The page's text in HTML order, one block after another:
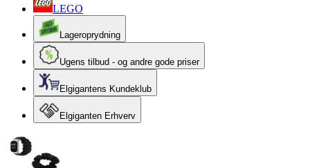
LEGO
Lageroprydning
Ugens tilbud - og andre gode priser
Elgigantens Kundeklub
Elgiganten Erhverv